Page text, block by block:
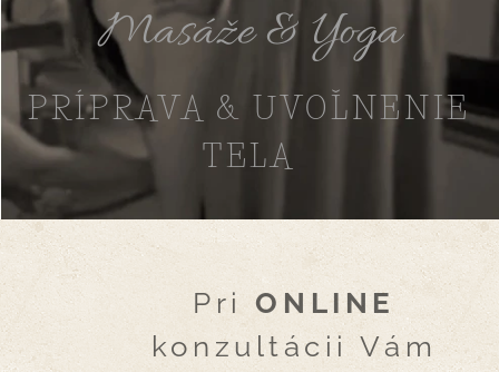
Masáže & Yoga
PRÍPRAVA & UVOĽNENIE
TELA
PriONLINE
konzultácii Vám